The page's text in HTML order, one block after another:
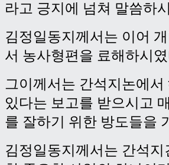
라고 긍지에 넘쳐 말씀하
김정일동지께서는 이어
서 농사형편을 료해하시
그이께서는 간석지논에
있다는 보고를 받으시고
를 잘하기 위한 방도들을
김정일동지께서는 간석